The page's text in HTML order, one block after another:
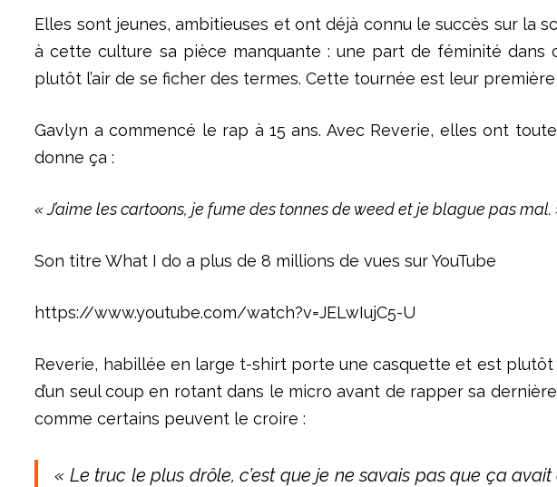
Elles sont jeunes, ambitieuses et ont déjà connu le succès sur
à cette culture sa pièce manquante : une part de féminité dans
plutôt l’air de se ficher des termes.Cette tournée est leur
Gavlyn a commencé le rap à 15 ans. Avec Reverie, elles ont
donne ça :
« J’aime les cartoons, je fume des tonnes de weed et je blague pas mal.
Son titreWhat I do a plus de 8 millions de vues sur YouTube
https://www.youtube.com/watch?v=JELwIujC5-U
Reverie, habillée en large t-shirt porte une casquette et est plutôt
d’un seul coup en rotant dans le micro avant de rapper sa
comme certains peuvent le croire :
« Le truc le plus drôle, c’est que je ne savais pas que ça